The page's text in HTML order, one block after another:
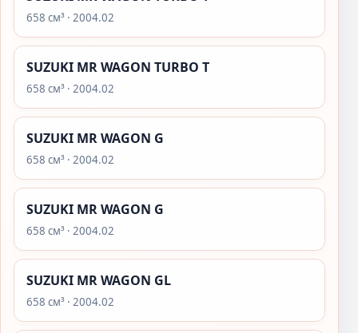
658 см³ · 2004.02
SUZUKI MR WAGON TURBO T
658 см³ · 2004.02
SUZUKI MR WAGON G
658 см³ · 2004.02
SUZUKI MR WAGON G
658 см³ · 2004.02
SUZUKI MR WAGON GL
658 см³ · 2004.02